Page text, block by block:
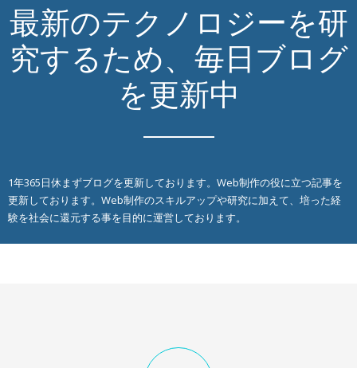
最新のテクノロジーを研
究するため、毎日ブログ
を更新中
1年365日休まずブログを更新しております。Web制作の役に立つ記事を
更新しております。Web制作のスキルアップや研究に加えて、培った経
験を社会に還元する事を目的に運営しております。